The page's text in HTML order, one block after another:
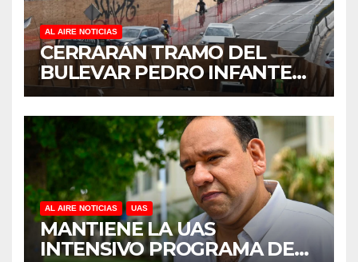
AL AIRE NOTICIAS
CERRARÁN TRAMO DEL
BULEVAR PEDRO INFANTE
PARA ACELERAR OBRAS
ANTES DEL REGRESO A
CLASES
AL AIRE NOTICIAS UAS
MANTIENE LA UAS
INTENSIVO PROGRAMA DE